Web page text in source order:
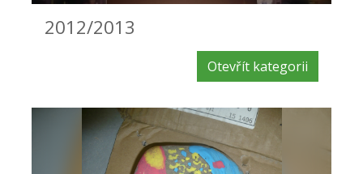
2012/2013
Otevřít kategorii